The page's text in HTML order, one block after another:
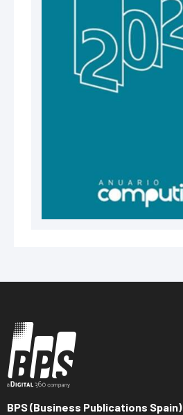
BPS (Business Publications Spain)